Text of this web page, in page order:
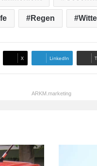
Regen
X LinkedIn
ARKM.marketing